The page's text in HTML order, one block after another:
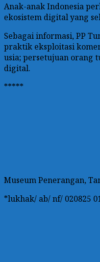
Anak-anak Indonesia
ekosistem digital yang
Sebagai informasi, PP
praktik eksploitasi
usia; persetujuan orang
digital.
*****
Museum Penerangan,
*lukhak/ ab/ nf/ 020825